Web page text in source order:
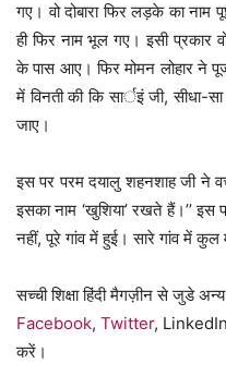
गए। वो दोबारा फिर लड़के का
ही फिर नाम भूल गए। इसी प्रकार
के पास आए। फिर मोमन लोहार ने
में विनती की कि सार्इं जी, सीधा-
जाए।
इस पर परम दयालु शहनशाह जी ने
इसका नाम ‘खुशिया’ रखते हैं।’’
नहीं, पूरे गांव में हुई। सारे गांव में
सच्ची शिक्षा हिंदी मैगज़ीन से जुडे
Facebook, Twitter,
करें।